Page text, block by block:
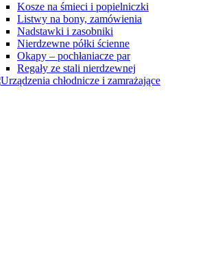
Kosze na śmieci i popielniczki
Listwy na bony, zamówienia
Nadstawki i zasobniki
Nierdzewne półki ścienne
Okapy – pochłaniacze par
Regały ze stali nierdzewnej